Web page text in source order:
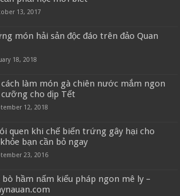
13, 2017
món hải sản độc đáo trên đảo Quan
18, 2018
cách làm món gà chiên nước mắm ngon
cho dịp Tết
12, 2018
quen khi chế biến trứng gây hại cho
bạn cần bỏ ngay
23, 2016
hầm nấm kiểu pháp ngon mê ly –